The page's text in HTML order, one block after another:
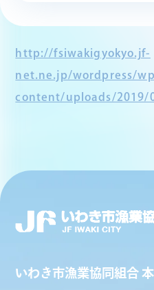
http://fsiwakigyokyo.jf-
net.ne.jp/wordpress/
content/uploads/2019/
いわき市漁業協同組合